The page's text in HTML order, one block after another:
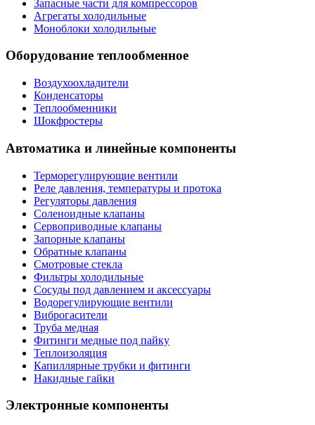
Запасные части для компрессоров
Агрегаты холодильные
Моноблоки холодильные
Оборудование теплообменное
Воздухоохладители
Конденсаторы
Теплообменники
Шокфростеры
Автоматика и линейные компоненты
Терморегулирующие вентили
Реле давления, температуры и протока
Регуляторы давления
Соленоидные клапаны
Сервоприводные клапаны
Запорные клапаны
Обратные клапаны
Смотровые стекла
Фильтры холодильные
Сосуды под давлением и аксессуары
Водорегулирующие вентили
Виброгасители
Труба медная
Фитинги медные под пайку
Теплоизоляция
Капиллярные трубки и фитинги
Накидные гайки
Электронные компоненты